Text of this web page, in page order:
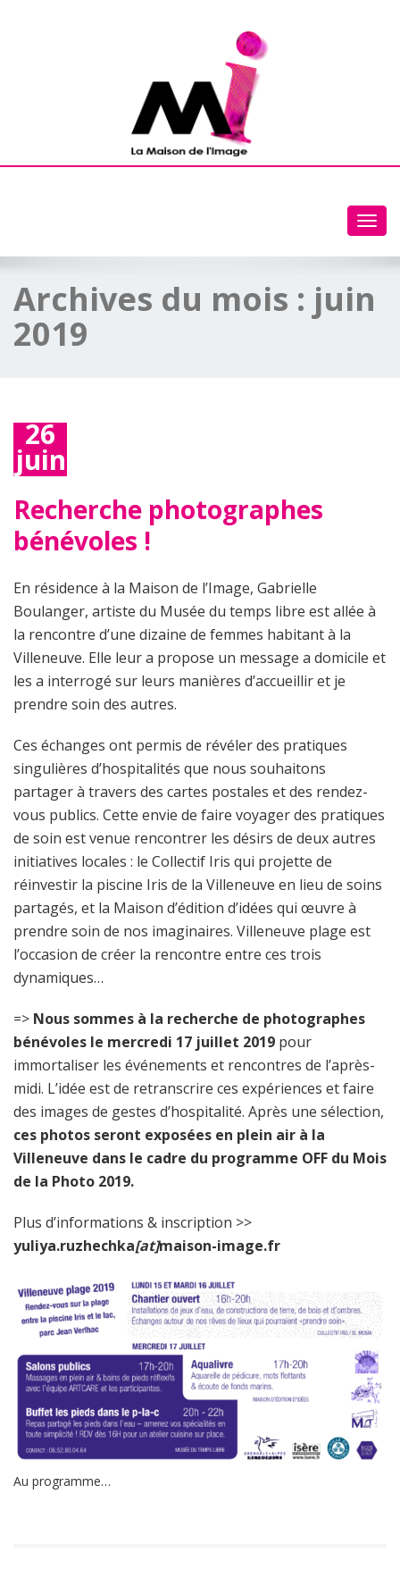
Archives du mois : juin
2019
26
juin
2019
Recherche photographes
bénévoles !
En résidence à la Maison de l’Image, Gabrielle
Boulanger, artiste du Musée du temps libre est allée à
la rencontre d’une dizaine de femmes habitant à la
Villeneuve. Elle leur a propose un message a domicile et
les a interrogé sur leurs manières d’accueillir et je
prendre soin des autres.
Ces échanges ont permis de révéler des pratiques
singulières d’hospitalités que nous souhaitons
partager à travers des cartes postales et des rendez-
vous publics. Cette envie de faire voyager des pratiques
de soin est venue rencontrer les désirs de deux autres
initiatives locales : le Collectif Iris qui projette de
réinvestir la piscine Iris de la Villeneuve en lieu de soins
partagés, et la Maison d’édition d’idées qui œuvre à
prendre soin de nos imaginaires. Villeneuve plage est
l’occasion de créer la rencontre entre ces trois
dynamiques…
=> Nous sommes à la recherche de photographes
bénévoles le mercredi 17 juillet 2019 pour
immortaliser les événements et rencontres de l’après-
midi. L’idée est de retranscrire ces expériences et faire
des images de gestes d’hospitalité. Après une sélection,
ces photos seront exposées en plein air à la
Villeneuve dans le cadre du programme OFF du Mois
de la Photo 2019.
Plus d’informations & inscription >>
yuliya.ruzhechka[at]maison-image.fr
Au programme…